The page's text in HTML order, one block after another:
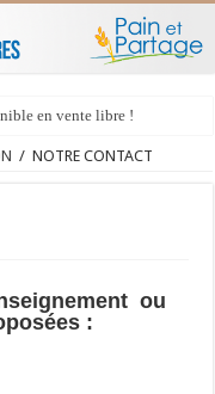
en vente libre !
/ NOTRE CONTACT
ou
: